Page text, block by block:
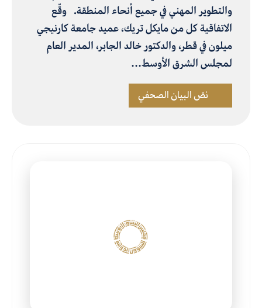
والتطوير المهني في جميع أنحاء المنطقة. وقّع
الاتفاقية كل من مايكل تريك، عميد جامعة كارنيجي
ميلون في قطر، والدكتور خالد الجابر، المدير العام
لمجلس الشرق الأوسط…
نصّ البيان الصحفي